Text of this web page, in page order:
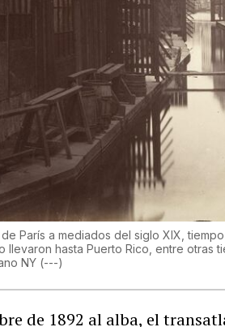
París a mediados del siglo XIX,
llevaron hasta Puerto Rico, entre otras
NY (---)
de 1892 al alba, el